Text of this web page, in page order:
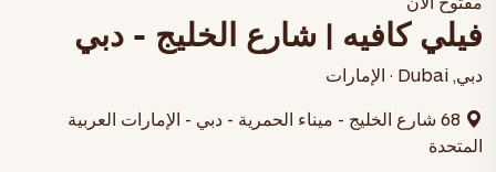
فيلي كافيه | شارع الخليج - دبي
دبي, Dubai · الإمارات
68 شارع الخليج - ميناء الحمرية - دبي - الإمارات العربية
المتحدة